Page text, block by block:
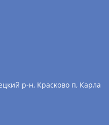
р-н, Красково п, Карла